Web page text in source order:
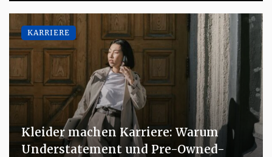
Kleider machen Karriere: Warum
Understatement und Pre-Owned-
KARRIERE